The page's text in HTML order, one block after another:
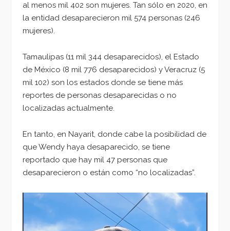
al menos mil 402 son mujeres. Tan sólo en 2020, en
la entidad desaparecieron mil 574 personas (246
mujeres).
Tamaulipas (11 mil 344 desaparecidos), el Estado
de México (8 mil 776 desaparecidos) y Veracruz (5
mil 102) son los estados donde se tiene más
reportes de personas desaparecidas o no
localizadas actualmente.
En tanto, en Nayarit, donde cabe la posibilidad de
que Wendy haya desaparecido, se tiene
reportado que hay mil 47 personas que
desaparecieron o están como “no localizadas”.
Reproductor
vídeo